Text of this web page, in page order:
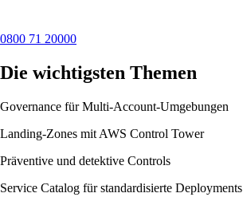
0800 71 20000
Die wichtigsten Themen
Governance für Multi-Account-Umgebungen
Landing-Zones mit AWS Control Tower
Präventive und detektive Controls
Service Catalog für standardisierte Deployments